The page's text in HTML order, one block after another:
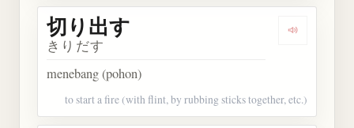
Dengarkan
切り出す
きりだす
menebang (pohon)
to start a fire (with flint, by rubbing sticks together, etc.)